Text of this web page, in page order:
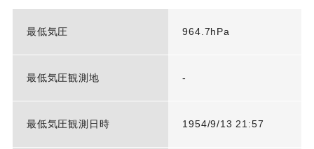
最低気圧 964.7hPa
最低気圧観測地 -
最低気圧観測日時 1954/9/13 21:57